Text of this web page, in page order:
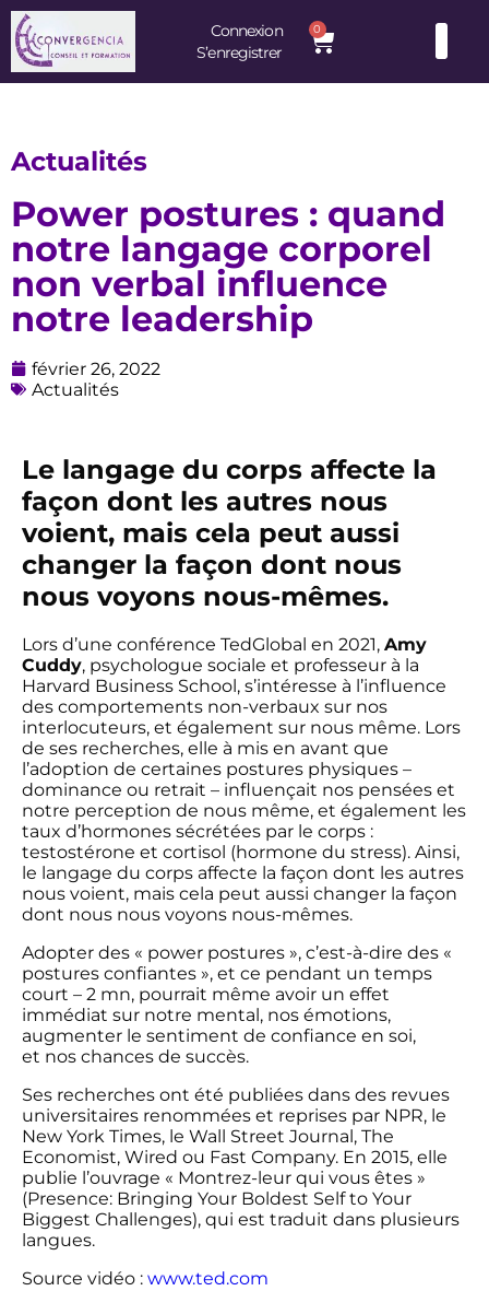
Connexion
S’enregistrer
0
Actualités
Power postures : quand
notre langage corporel
non verbal influence
notre leadership
février 26, 2022
Actualités
Le langage du corps affecte la
façon dont les autres nous
voient, mais cela peut aussi
changer la façon dont nous
nous voyons nous-mêmes.
Lors d’une conférence TedGlobal en 2021, Amy
Cuddy, psychologue sociale et professeur à la
Harvard Business School, s’intéresse à l’influence
des comportements non-verbaux sur nos
interlocuteurs, et également sur nous même. Lors
de ses recherches, elle à mis en avant que
l’adoption de certaines postures physiques –
dominance ou retrait – influençait nos pensées et
notre perception de nous même, et également les
taux d’hormones sécrétées par le corps :
testostérone et cortisol (hormone du stress). Ainsi,
le langage du corps affecte la façon dont les autres
nous voient, mais cela peut aussi changer la façon
dont nous nous voyons nous-mêmes.
Adopter des « power postures », c’est-à-dire des «
postures confiantes », et ce pendant un temps
court – 2 mn, pourrait même avoir un effet
immédiat sur notre mental, nos émotions,
augmenter le sentiment de confiance en soi,
et nos chances de succès.
Ses recherches ont été publiées dans des revues
universitaires renommées et reprises par NPR, le
New York Times, le Wall Street Journal, The
Economist, Wired ou Fast Company. En 2015, elle
publie l’ouvrage « Montrez-leur qui vous êtes »
(Presence: Bringing Your Boldest Self to Your
Biggest Challenges), qui est traduit dans plusieurs
langues.
Source vidéo : www.ted.com